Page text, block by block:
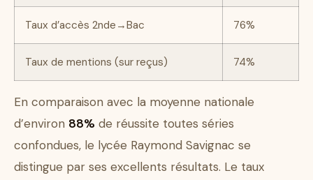
Taux d’accès 2nde→Bac 76%
Taux de mentions (sur reçus) 74%
En comparaison avec la moyenne nationale
d’environ 88% de réussite toutes séries
confondues, le lycée Raymond Savignac se
distingue par ses excellents résultats. Le taux